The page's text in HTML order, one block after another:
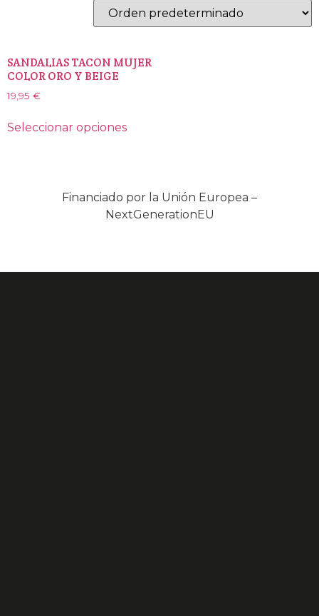
SANDALIAS TACON MUJER
COLOR ORO Y BEIGE
19,95 €
Seleccionar opciones
Financiado por la Unión Europea –
NextGenerationEU